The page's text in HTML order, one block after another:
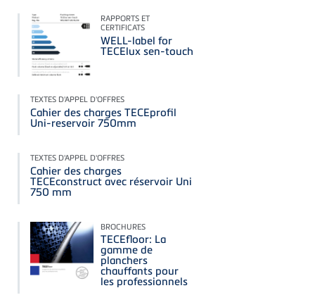
RAPPORTS ET
CERTIFICATS
WELL-label for
TECElux sen-touch
TEXTES D'APPEL D'OFFRES
Cahier des charges TECEprofil
Uni-reservoir 750mm
TEXTES D'APPEL D'OFFRES
Cahier des charges
TECEconstruct avec réservoir Uni
750 mm
BROCHURES
TECEfloor: La
gamme de
planchers
chauffants pour
les professionnels